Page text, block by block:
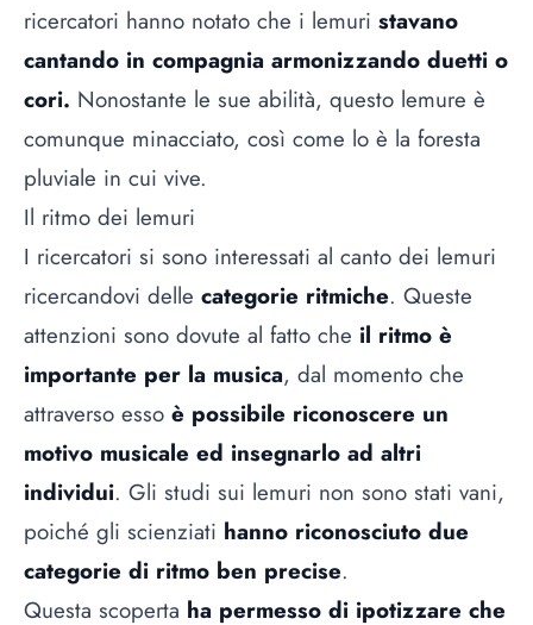
ricercatori hanno notato che i lemuri stavano
cantando in compagnia armonizzando duetti o
cori. Nonostante le sue abilità, questo lemure è
comunque minacciato, così come lo è la foresta
pluviale in cui vive.
Il ritmo dei lemuri
I ricercatori si sono interessati al canto dei lemuri
ricercandovi delle categorie ritmiche. Queste
attenzioni sono dovute al fatto che il ritmo è
importante per la musica, dal momento che
attraverso esso è possibile riconoscere un
motivo musicale ed insegnarlo ad altri
individui. Gli studi sui lemuri non sono stati vani,
poiché gli scienziati hanno riconosciuto due
categorie di ritmo ben precise.
Questa scoperta ha permesso di ipotizzare che